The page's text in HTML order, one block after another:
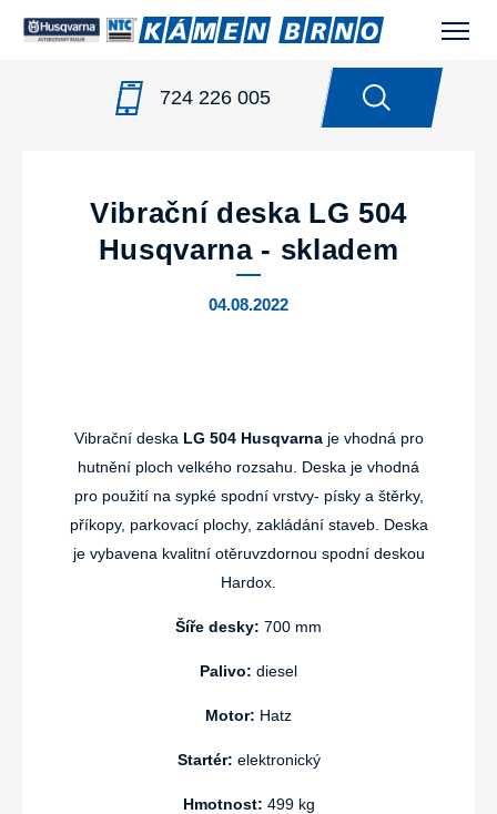
724 226 005
VIBRAČNÍ DESKA LG 504 HUSQVARNA -
Vibrační deska LG 504
Husqvarna - skladem
04.08.2022
Vibrační deska LG 504 Husqvarnaje vhodná pro
hutnění ploch velkého rozsahu. Deska je vhodná
pro použití na sypké spodní vrstvy- písky a štěrky,
příkopy, parkovací plochy, zakládání staveb. Deska
je vybavena kvalitní otěruvzdornou spodní deskou
Hardox.
Šíře desky: 700 mm
Palivo: diesel
Motor: Hatz
Startér: elektronický
Hmotnost: 499 kg